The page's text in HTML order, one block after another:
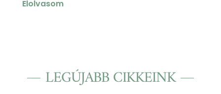
Elolvasom
LEGÚJABB CIKKEINK